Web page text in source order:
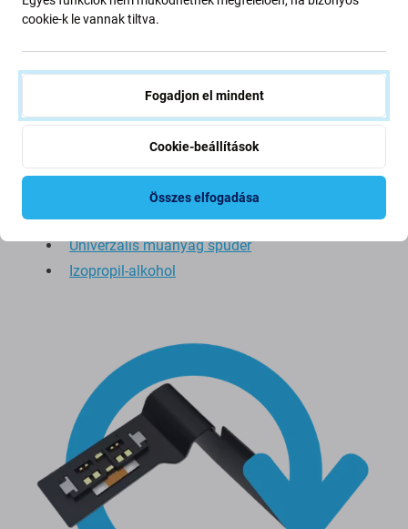
Ajánlott felhasználás:
ESD kesztyűk
Szerszámkészlet
Pentalobe csavarhúzó
Védőszemüveg
Hőpisztoly
Tapadókorong
Műanyag kártya az okostelefon kinyitásához
Univerzális műanyag spuder
Izopropil-alkohol
cookie-k le vannak tiltva.
Fogadjon el mindent
Cookie-beállítások
Összes elfogadása